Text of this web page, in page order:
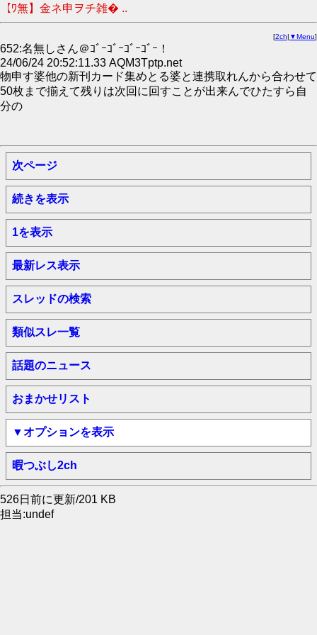
【ﾜ無】金ネ申ヲチ雑� ..
[2ch| ▼Menu]
652:名無しさん＠ｺﾞｰｺﾞｰｺﾞｰｺﾞｰ！
24/06/24 20:52:11.33 AQM3Tptp.net
物申す婆他の新刊カード集めとる婆と連携取れんから合わせて
50枚まで揃えて残りは次回に回すことが出来んでひたすら自
分の
次ページ
続きを表示
1を表示
最新レス表示
スレッドの検索
類似スレ一覧
話題のニュース
おまかせリスト
▼オプションを表示
暇つぶし2ch
526日前に更新/201 KB
担当:undef